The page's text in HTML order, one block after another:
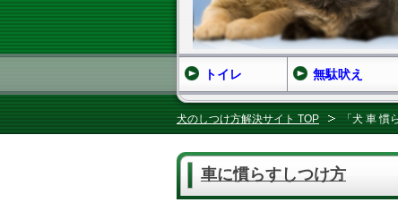
犬のしつけ方解決サイト TOP 「犬 車 慣
車に慣らすしつけ方
トイレ 無駄吠え